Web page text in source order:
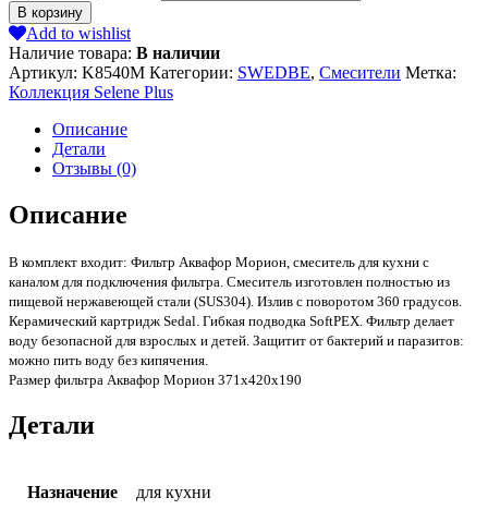
В корзину
Add to wishlist
Наличие товара: В наличии
Артикул: K8540М Категории: SWEDBE, Смесители Метка:
Коллекция Selene Plus
Описание
Детали
Отзывы (0)
Описание
В комплект входит: Фильтр Аквафор Морион, смеситель для кухни с
каналом для подключения фильтра. Смеситель изготовлен полностью из
пищевой нержавеющей стали (SUS304). Излив с поворотом 360 градусов.
Керамический картридж Sedal. Гибкая подводка SoftPEX. Фильтр делает
воду безопасной для взрослых и детей. Защитит от бактерий и паразитов:
можно пить воду без кипячения.
Размер фильтра Аквафор Морион 371х420х190
Детали
Назначение для кухни